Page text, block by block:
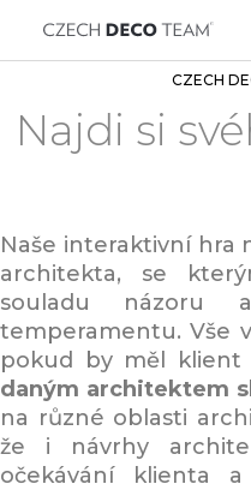
CZECH
Najdi si
Naše interaktivní hra
architekta, se
souladu názoru
temperamentu. Vše
pokud by měl klient
daným architektem
na různé oblasti
že i návrhy
očekávání klienta